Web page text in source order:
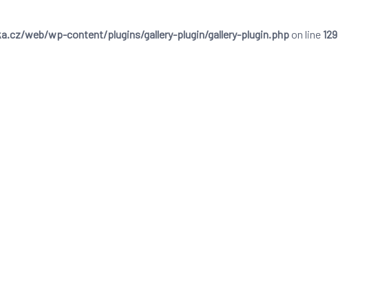
web/wp-content/plugins/gallery-plugin/gallery-plugin.php on line 129